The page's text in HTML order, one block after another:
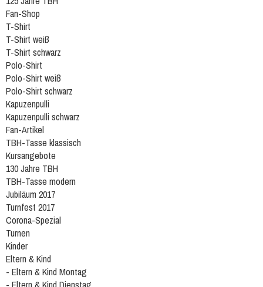
Fan-Shop
T-Shirt
T-Shirt weiß
T-Shirt schwarz
Polo-Shirt
Polo-Shirt weiß
Polo-Shirt schwarz
Kapuzenpulli
Kapuzenpulli schwarz
Fan-Artikel
TBH-Tasse klassisch
Kursangebote
130 Jahre TBH
TBH-Tasse modern
Jubiläum 2017
Turnfest 2017
Corona-Spezial
Turnen
Kinder
Eltern & Kind
- Eltern & Kind Montag